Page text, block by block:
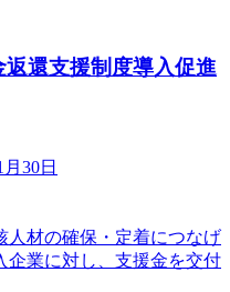
還支援制度導入促進
30日
人材の確保・定着につなげ
企業に対し、支援金を交付